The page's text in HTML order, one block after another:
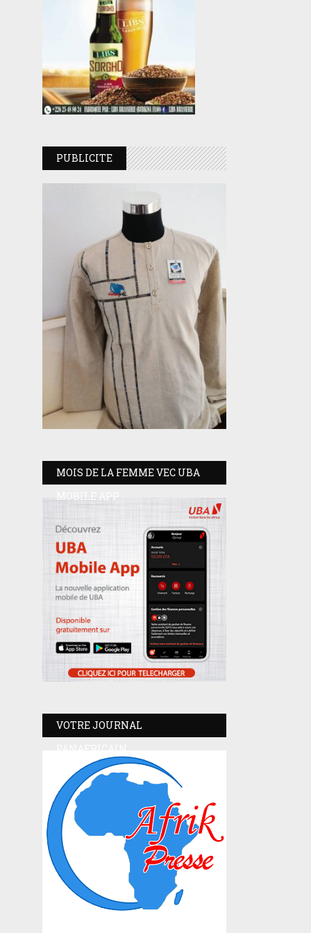
PUBLICITE
MOIS DE LA FEMME VEC UBA
MOBILE APP
VOTRE JOURNAL